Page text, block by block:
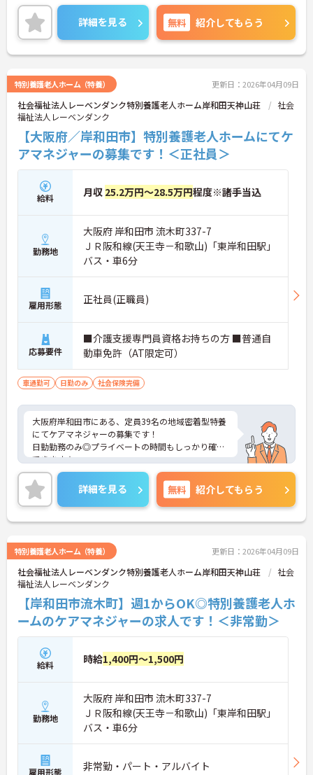
詳細を見る 無料 紹介してもらう
特別養護老人ホーム（特養） 更新日：2026年04月09日
社会福祉法人レーベンダンク特別養護老人ホーム岸和田天神山荘
社会
福祉法人レーベンダンク
【大阪府／岸和田市】特別養護老人ホームにてケ
アマネジャーの募集です！＜正社員＞
給料 月収 25.2万円～28.5万円程度※諸手当込
勤務地
大阪府 岸和田市 流木町337-7
ＪＲ阪和線(天王寺－和歌山)「東岸和田駅」
バス・車6分
雇用形態 正社員(正職員)
応募要件
■介護支援専門員資格お持ちの方 ■普通自
動車免許（AT限定可）
車通勤可 日勤のみ 社会保険完備
大阪府岸和田市にある、定員39名の地域密着型特養
にてケアマネジャーの募集です！
日勤勤務のみ◎プライベートの時間もしっかり確保
できます★
ご興味のある方は、マイナビ介護職までお問い合わ
せください。詳細を見る 無料 紹介してもらう
特別養護老人ホーム（特養） 更新日：2026年04月09日
社会福祉法人レーベンダンク特別養護老人ホーム岸和田天神山荘
社会
福祉法人レーベンダンク
【岸和田市流木町】週1からOK◎特別養護老人ホ
ームのケアマネジャーの求人です！＜非常勤＞
給料 時給1,400円～1,500円
勤務地
大阪府 岸和田市 流木町337-7
ＪＲ阪和線(天王寺－和歌山)「東岸和田駅」
バス・車6分
雇用形態 非常勤・パート・アルバイト